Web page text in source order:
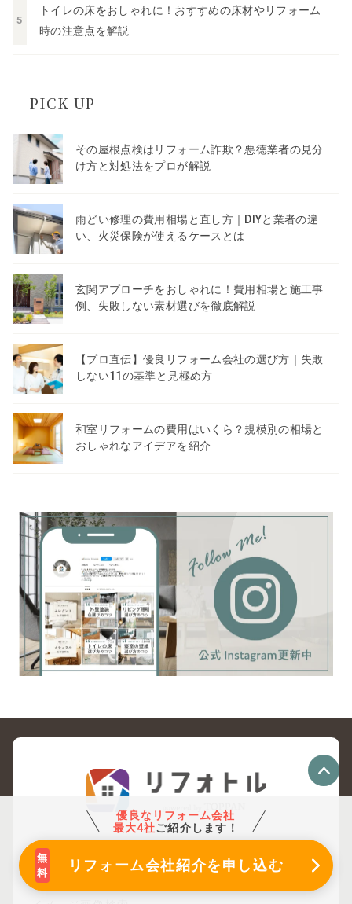
トイレの床をおしゃれに！おすすめの床材やリフォーム
時の注意点を解説
PICK UP
その屋根点検はリフォーム詐欺？悪徳業者の見分
け方と対処法をプロが解説
雨どい修理の費用相場と直し方｜DIYと業者の違
い、火災保険が使えるケースとは
玄関アプローチをおしゃれに！費用相場と施工事
例、失敗しない素材選びを徹底解説
【プロ直伝】優良リフォーム会社の選び方｜失敗
しない11の基準と見極め方
和室リフォームの費用はいくら？規模別の相場と
おしゃれなアイデアを紹介
リフォトルとは
リフォーム会社検索
優良なリフォーム会社
最大4社ご紹介します！
リフォーム会社紹介を申し込む